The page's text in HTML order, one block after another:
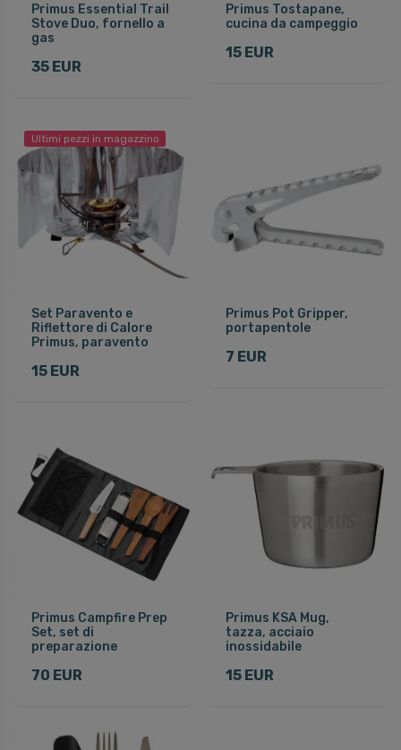
Primus Essential Trail
Stove Duo, fornello a
gas
35 EUR
Primus Tostapane,
cucina da campeggio
15 EUR
Ultimi pezzi in magazzino
Set Paravento e
Riflettore di Calore
Primus, paravento
15 EUR
Primus Pot Gripper,
portapentole
7 EUR
Primus Campfire Prep
Set, set di
preparazione
70 EUR
Primus KSA Mug,
tazza, acciaio
inossidabile
15 EUR